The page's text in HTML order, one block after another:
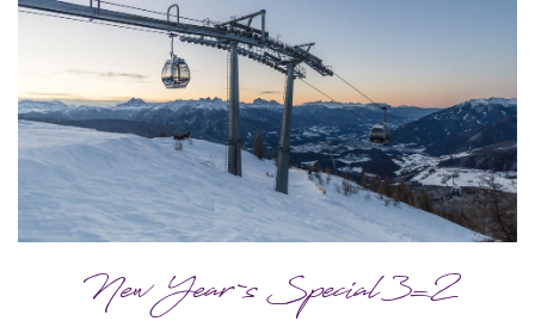
New Year`s Special 3=2